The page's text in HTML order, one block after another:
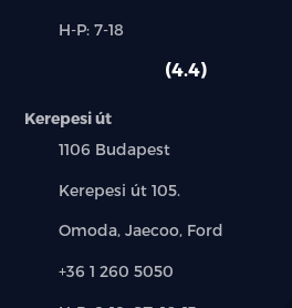
használt
Alkatrész,
H-P: 7-18
4.4
Kerepesi út
Település:
1106 Budapest
Cím:
Kerepesi út 105.
Márkák:
Omoda, Jaecoo, Ford
Telefon:
+36 1 260 5050